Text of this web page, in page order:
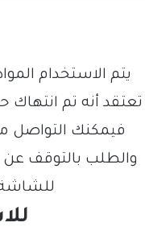
تعتقد أنه تم
والطلب بالتوقف عن